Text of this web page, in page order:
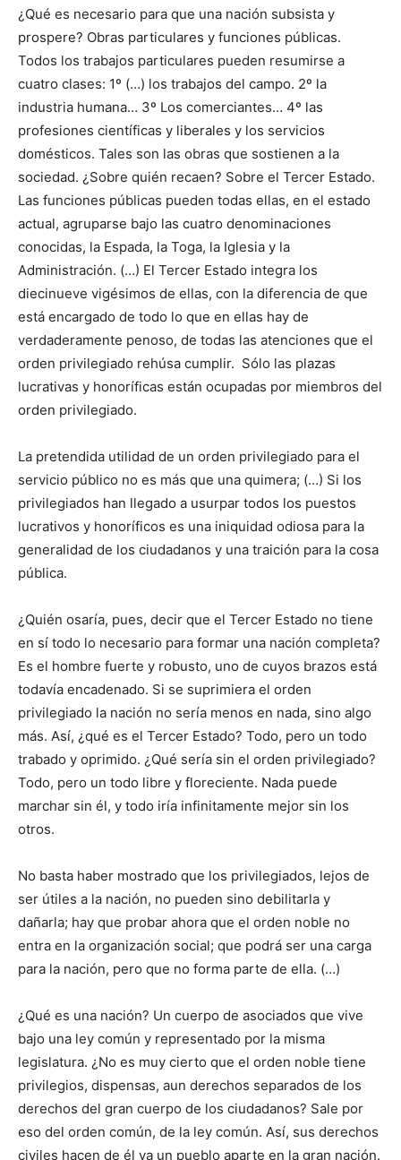
¿Qué es necesario para que una nación subsista y
prospere? Obras particulares y funciones públicas.
Todos los trabajos particulares pueden resumirse a
cuatro clases: 1º (…) los trabajos del campo. 2º la
industria humana… 3º Los comerciantes… 4º las
profesiones científicas y liberales y los servicios
domésticos. Tales son las obras que sostienen a la
sociedad. ¿Sobre quién recaen? Sobre el Tercer Estado.
Las funciones públicas pueden todas ellas, en el estado
actual, agruparse bajo las cuatro denominaciones
conocidas, la Espada, la Toga, la Iglesia y la
Administración. (…) El Tercer Estado integra los
diecinueve vigésimos de ellas, con la diferencia de que
está encargado de todo lo que en ellas hay de
verdaderamente penoso, de todas las atenciones que el
orden privilegiado rehúsa cumplir. Sólo las plazas
lucrativas y honoríficas están ocupadas por miembros del
orden privilegiado.
La pretendida utilidad de un orden privilegiado para el
servicio público no es más que una quimera; (…) Si los
privilegiados han llegado a usurpar todos los puestos
lucrativos y honoríficos es una iniquidad odiosa para la
generalidad de los ciudadanos y una traición para la cosa
pública.
¿Quién osaría, pues, decir que el Tercer Estado no tiene
en sí todo lo necesario para formar una nación completa?
Es el hombre fuerte y robusto, uno de cuyos brazos está
todavía encadenado. Si se suprimiera el orden
privilegiado la nación no sería menos en nada, sino algo
más. Así, ¿qué es el Tercer Estado? Todo, pero un todo
trabado y oprimido. ¿Qué sería sin el orden privilegiado?
Todo, pero un todo libre y floreciente. Nada puede
marchar sin él, y todo iría infinitamente mejor sin los
otros.
No basta haber mostrado que los privilegiados, lejos de
ser útiles a la nación, no pueden sino debilitarla y
dañarla; hay que probar ahora que el orden noble no
entra en la organización social; que podrá ser una carga
para la nación, pero que no forma parte de ella. (…)
¿Qué es una nación? Un cuerpo de asociados que vive
bajo una ley común y representado por la misma
legislatura. ¿No es muy cierto que el orden noble tiene
privilegios, dispensas, aun derechos separados de los
derechos del gran cuerpo de los ciudadanos? Sale por
eso del orden común, de la ley común. Así, sus derechos
civiles hacen de él ya un pueblo aparte en la gran nación.